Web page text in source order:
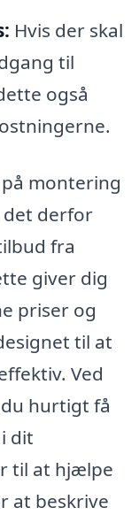
Hvis der skal
til
også
montering
det derfor
fra
giver dig
priser og
til at
Ved
hurtigt få
dit
til at hjælpe
at beskrive